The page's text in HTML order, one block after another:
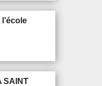
SAINT